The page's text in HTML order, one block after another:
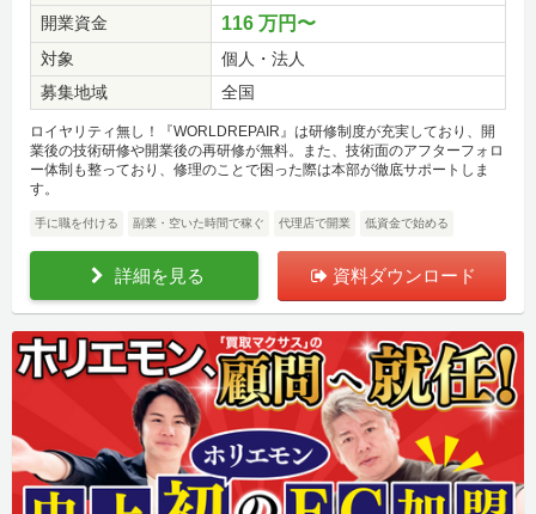
開業資金
116 万円〜
対象
個人・法人
募集地域
全国
ロイヤリティ無し！『WORLDREPAIR』は研修制度が充実しており、開
業後の技術研修や開業後の再研修が無料。また、技術面のアフターフォロ
ー体制も整っており、修理のことで困った際は本部が徹底サポートしま
す。
手に職を付ける 副業・空いた時間で稼ぐ 代理店で開業 低資金で始める
詳細を見る 資料ダウンロード